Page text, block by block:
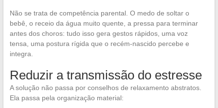
Não se trata de competência parental. O medo de soltar o
bebê, o receio da água muito quente, a pressa para terminar
antes dos choros: tudo isso gera gestos rápidos, uma voz
tensa, uma postura rígida que o recém-nascido percebe e
integra.
Reduzir a transmissão do estresse
A solução não passa por conselhos de relaxamento abstratos.
Ela passa pela organização material: